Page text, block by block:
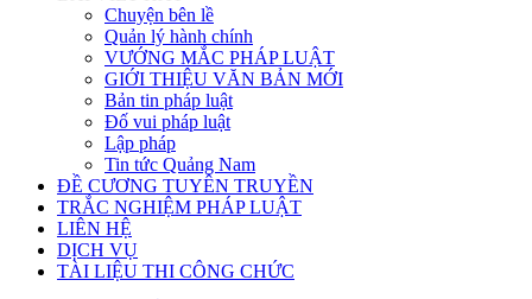
Chuyện bên lề
Quản lý hành chính
VƯỚNG MẮC PHÁP LUẬT
GIỚI THIỆU VĂN BẢN MỚI
Bản tin pháp luật
Đố vui pháp luật
Lập pháp
Tin tức Quảng Nam
ĐỀ CƯƠNG TUYÊN TRUYỀN
TRẮC NGHIỆM PHÁP LUẬT
LIÊN HỆ
DỊCH VỤ
TÀI LIỆU THI CÔNG CHỨC